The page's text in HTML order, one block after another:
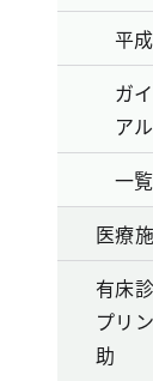
平
ガ
アル
一
医療
有床
プリ
助